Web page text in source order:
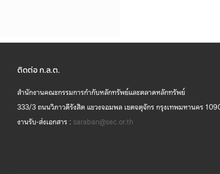
ติดต่อ ก.ล.ต.
สำนักงานคณะกรรมการกำกับหลักทรัพย์และตลาดหลักทรัพย์
333/3 ถนนวิภาวดีรังสิต แขวงจอมพล เขตจตุจักร กรุงเทพมหานคร
งานรับ-ส่งเอกสาร : saraban@sec.or.th